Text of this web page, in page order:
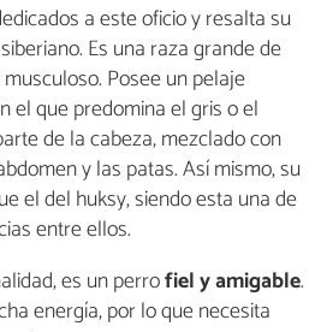
a este oficio y resalta su
Es una raza grande de
Posee un pelaje
el que predomina el gris o el
de la cabeza, mezclado con
y las patas. Así mismo, su
el del huksy, siendo esta una de
entre ellos.
es un perrofiel y amigable.
energía, por lo que necesita